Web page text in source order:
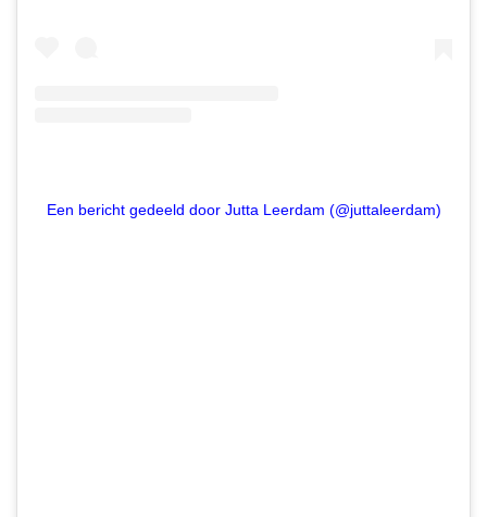
Een bericht gedeeld door Jutta Leerdam (@juttaleerdam)